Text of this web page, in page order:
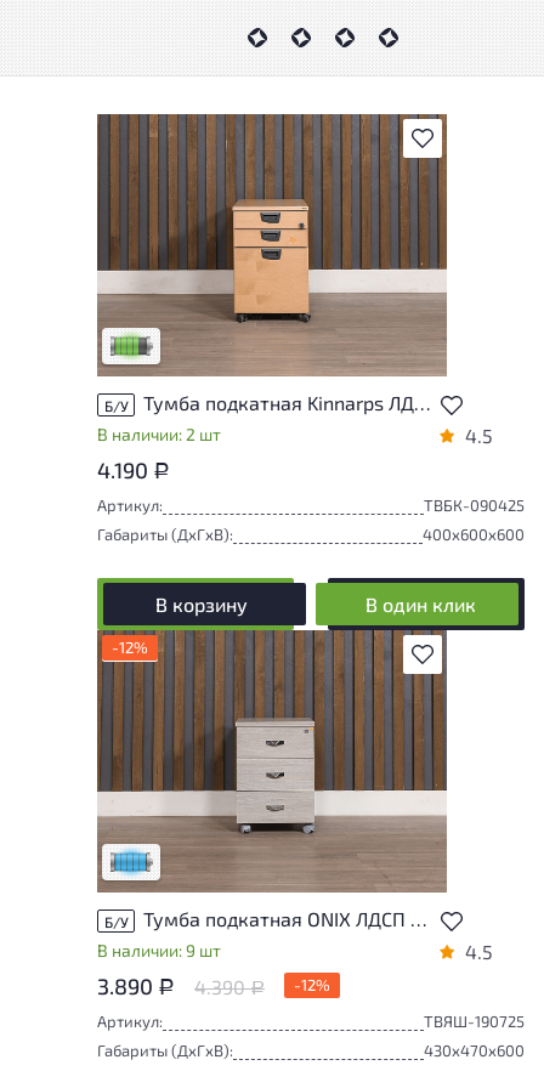
В избранное
У товара присутствуют незначительные
удобство его использования
Низкая степень износа
Б/У Тумба подкатная Kinnarps ЛДСП Бук Швеция
В наличии: 2 шт 4.5
4.190 Р
Артикул:
ТВБК-090425
Габариты (ДxГxВ):
400x600x600
В корзину В один клик
В избранное
-12%
Состояние товара приближено к новому,
могут присутствовать незначительные
следы эксплуатации
Низкая степень износа
Б/У Тумба подкатная ONIX ЛДСП Ясень шимо Россия
В наличии: 9 шт 4.5
3.890 Р 4.390Р
-12%
Артикул:
ТВЯШ-190725
Габариты (ДxГxВ):
430x470x600